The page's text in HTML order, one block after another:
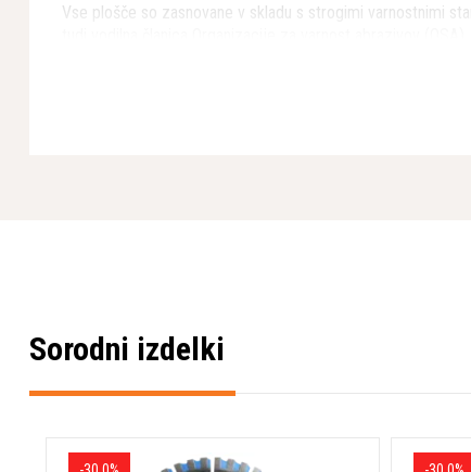
Vse plošče so zasnovane v skladu s strogimi varnostnimi
Kot vsi izdelki Husqvarna, je tudi TACTI-CUT S35 izdelan v
investicijo, kar je ključno za profesionalce, ki cenijo kakovost
Sorodni izdelki